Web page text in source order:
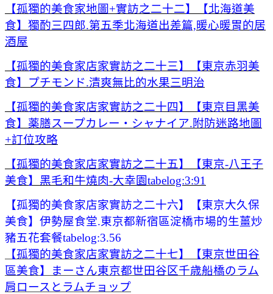
【孤獨的美食家地圖+實訪之二十二】【北海道美
食】獨酌三四郎.第五季北海道出差篇,暖心暖胃的居
酒屋
【孤獨的美食家店家實訪之二十三】【東京赤羽美
食】プチモンド.清爽無比的水果三明治
【孤獨的美食家店家實訪之二十四】【東京目黑美
食】薬膳スープカレー・シャナイア.附防迷路地圖
+訂位攻略
【孤獨的美食家店家實訪之二十五】【東京-八王子
美食】黑毛和牛燒肉-大幸園tabelog:3:91
【孤獨的美食家店家實訪之二十六】【東京大久保
美食】伊勢屋食堂.東京都新宿區淀橋市場的生薑炒
豬五花套餐tabelog:3.56
【孤獨的美食家店家實訪之二十七】【東京世田谷
區美食】まーさん東京都世田谷区千歳船橋のラム
肩ロースとラムチョップ